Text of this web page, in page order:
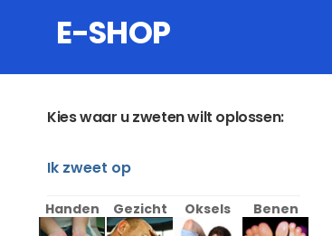
E-SHOP
Kies waar u zweten wilt oplossen:
Ik zweet op
Handen Gezicht Oksels Benen